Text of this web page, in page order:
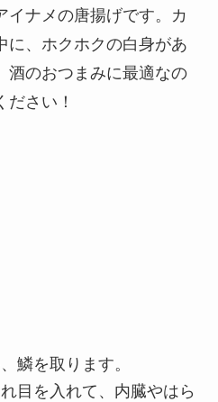
イナメの唐揚げです。カ
に、ホクホクの白身があ
酒のおつまみに最適なの
さい！
鱗を取ります。
目を入れて、内臓やはら